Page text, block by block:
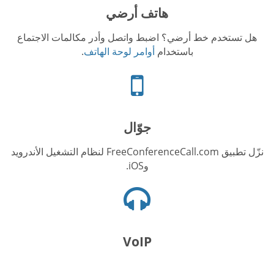
هاتف أرضي
هل تستخدم خط أرضي؟ اضبط واتصل وأدر مكالمات الاجتماع
باستخدامأوامر لوحة الهاتف.
أيقونة
الهاتف
جوّال
نزّل تطبيق FreeConferenceCall.com لنظام التشغيل الأندرويد
وiOS.
السماعات
VoIP